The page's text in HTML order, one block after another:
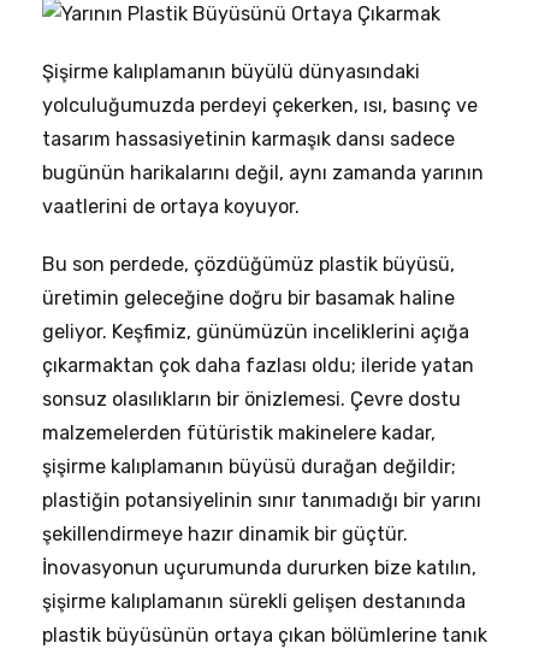
Şişirme kalıplamanın büyülü dünyasındaki
yolculuğumuzda perdeyi çekerken, ısı, basınç ve
tasarım hassasiyetinin karmaşık dansı sadece
bugünün harikalarını değil, aynı zamanda yarının
vaatlerini de ortaya koyuyor.
Bu son perdede, çözdüğümüz plastik büyüsü,
üretimin geleceğine doğru bir basamak haline
geliyor. Keşfimiz, günümüzün inceliklerini açığa
çıkarmaktan çok daha fazlası oldu; ileride yatan
sonsuz olasılıkların bir önizlemesi. Çevre dostu
malzemelerden fütüristik makinelere kadar,
şişirme kalıplamanın büyüsü durağan değildir;
plastiğin potansiyelinin sınır tanımadığı bir yarını
şekillendirmeye hazır dinamik bir güçtür.
İnovasyonun uçurumunda dururken bize katılın,
şişirme kalıplamanın sürekli gelişen destanında
plastik büyüsünün ortaya çıkan bölümlerine tanık